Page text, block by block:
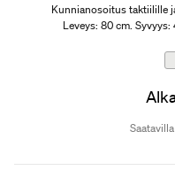
Kunnianosoitus taktiilille
Leveys: 80 cm.